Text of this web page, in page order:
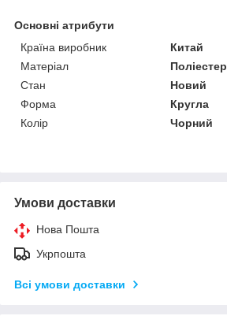
Основні атрибути
Країна виробник
Китай
Матеріал
Поліестер
Стан
Новий
Форма
Кругла
Колір
Чорний
Умови доставки
Нова Пошта
Укрпошта
Всі умови доставки